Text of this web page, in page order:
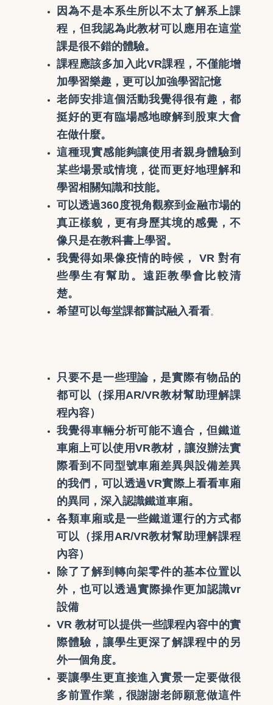
因為不是本系生所以不太了解系上課
程，但我認為此教材可以應用在這堂
課是很不錯的體驗。
課程應該多加入此VR課程，不僅能增
加學習樂趣，更可以加強學習記憶
老師安排這個活動我覺得很有趣，都
挺好的更有臨場感地瞭解到股東大會
在做什麼。
這種現實感能夠讓使用者親身體驗到
某些場景或情境，從而更好地理解和
學習相關知識和技能。
可以透過360度視角觀察到金融市場的
真正樣貌，更有身歷其境的感覺，不
像只是在教科書上學習。
我覺得如果像疫情的時候， VR 對有
些學生有幫助。遠距教學會比較清
楚。
希望可以每堂課都嘗試融入看看。
只要不是一些理論，是實際有物品的
都可以（採用AR/VR教材幫助理解課
程內容）
我覺得車輛分析可能不適合，但鐵道
車廂上可以使用VR教材，讓沒辦法實
際看到不同型號車廂差異與設備差異
的我們，可以透過VR實際上看看車廂
的異同，深入認識鐵道車廂。
各類車廂或是一些鐵道運行的方式都
可以（採用AR/VR教材幫助理解課程
內容）
除了了解到轉向架零件的基本位置以
外，也可以透過實際操作更加認識vr
設備
VR 教材可以提供一些課程內容中的實
際體驗，讓學生更深了解課程中的另
外一個角度。
要讓學生更直接進入實景一定要做很
多前置作業，很謝謝老師願意做這件